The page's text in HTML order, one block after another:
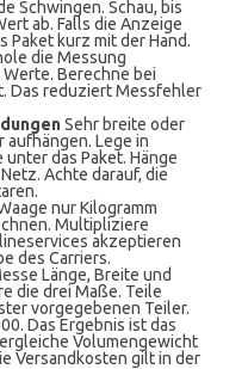
Schwingen. Schau, bis
ab. Falls die Anzeige
Paket kurz mit der Hand.
die Messung
Berechne bei
Das reduziert Messfehler
Sehr breite oder
aufhängen. Lege in
das Paket. Hänge
Achte darauf, die
nur Kilogramm
Multipliziere
akzeptieren
des Carriers.
Länge, Breite und
die drei Maße. Teile
vorgegebenen Teiler.
Das Ergebnis ist das
Volumengewicht
Versandkosten gilt in der